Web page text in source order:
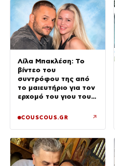
Λίλα Μπακλέση: Το
βίντεο του
συντρόφου της από
το μαιευτήριο για τον
ερχομό του γιου τους
και θα σε χαζεύω»
COUSCOUS.GR ↗